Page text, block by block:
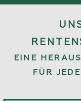
EINE
FÜR